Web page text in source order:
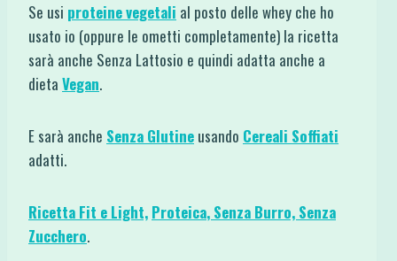
Se usi proteine vegetali al posto delle whey che ho
usato io (oppure le ometti completamente) la ricetta
sarà anche Senza Lattosio e quindi adatta anche a
dieta Vegan.
E sarà anche Senza Glutine usando Cereali Soffiati
adatti.
Ricetta Fit e Light, Proteica, Senza Burro, Senza
Zucchero.